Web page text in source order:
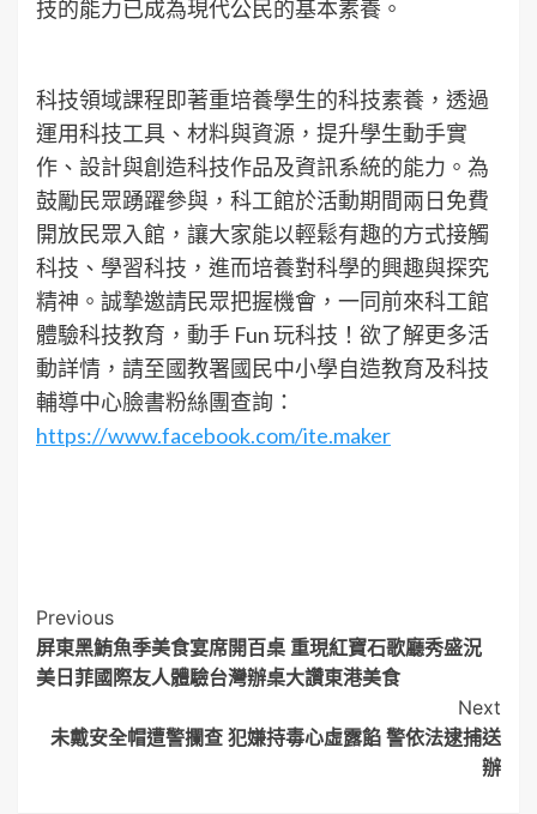
技的能力已成為現代公民的基本素養。
科技領域課程即著重培養學生的科技素養，透過
運用科技工具、材料與資源，提升學生動手實
作、設計與創造科技作品及資訊系統的能力。為
鼓勵民眾踴躍參與，科工館於活動期間兩日免費
開放民眾入館，讓大家能以輕鬆有趣的方式接觸
科技、學習科技，進而培養對科學的興趣與探究
精神。誠摯邀請民眾把握機會，一同前來科工館
體驗科技教育，動手 Fun 玩科技！欲了解更多活
動詳情，請至國教署國民中小學自造教育及科技
輔導中心臉書粉絲團查詢：
https://www.facebook.com/ite.maker
Post
Navigation
Previous
屏東黑鮪魚季美食宴席開百桌 重現紅寶石歌廳秀盛況
美日菲國際友人體驗台灣辦桌大讚東港美食
Next
未戴安全帽遭警攔查 犯嫌持毒心虛露餡 警依法逮捕送
辦